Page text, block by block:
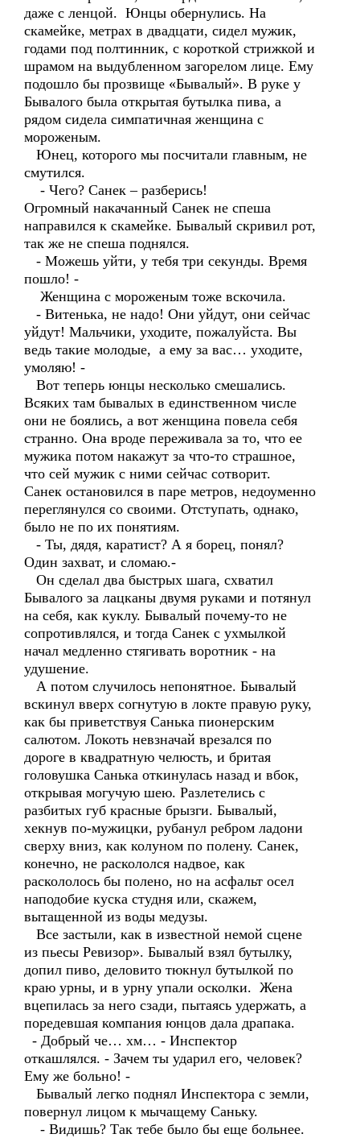
даже с ленцой. Юнцы обернулись. На
скамейке, метрах в двадцати, сидел мужик,
годами под полтинник, с короткой стрижкой и
шрамом на выдубленном загорелом лице. Ему
подошло бы прозвище «Бывалый». В руке у
Бывалого была открытая бутылка пива, а
рядом сидела симпатичная женщина с
мороженым.
Юнец, которого мы посчитали главным, не
смутился.
- Чего? Санек – разберись!
Огромный накачанный Санек не спеша
направился к скамейке. Бывалый скривил рот,
так же не спеша поднялся.
- Можешь уйти, у тебя три секунды. Время
пошло! -
Женщина с мороженым тоже вскочила.
- Витенька, не надо! Они уйдут, они сейчас
уйдут! Мальчики, уходите, пожалуйста. Вы
ведь такие молодые, а ему за вас… уходите,
умоляю! -
Вот теперь юнцы несколько смешались.
Всяких там бывалых в единственном числе
они не боялись, а вот женщина повела себя
странно. Она вроде переживала за то, что ее
мужика потом накажут за что-то страшное,
что сей мужик с ними сейчас сотворит.
Санек остановился в паре метров, недоуменно
переглянулся со своими. Отступать, однако,
было не по их понятиям.
- Ты, дядя, каратист? А я борец, понял?
Один захват, и сломаю.-
Он сделал два быстрых шага, схватил
Бывалого за лацканы двумя руками и потянул
на себя, как куклу. Бывалый почему-то не
сопротивлялся, и тогда Санек с ухмылкой
начал медленно стягивать воротник - на
удушение.
А потом случилось непонятное. Бывалый
вскинул вверх согнутую в локте правую руку,
как бы приветствуя Санька пионерским
салютом. Локоть невзначай врезался по
дороге в квадратную челюсть, и бритая
головушка Санька откинулась назад и вбок,
открывая могучую шею. Разлетелись с
разбитых губ красные брызги. Бывалый,
хекнув по-мужицки, рубанул ребром ладони
сверху вниз, как колуном по полену. Санек,
конечно, не раскололся надвое, как
раскололось бы полено, но на асфальт осел
наподобие куска студня или, скажем,
вытащенной из воды медузы.
Все застыли, как в известной немой сцене
из пьесы Ревизор». Бывалый взял бутылку,
допил пиво, деловито тюкнул бутылкой по
краю урны, и в урну упали осколки. Жена
вцепилась за него сзади, пытаясь удержать, а
поредевшая компания юнцов дала драпака.
- Добрый че… хм… - Инспектор
откашлялся. - Зачем ты ударил его, человек?
Ему же больно! -
Бывалый легко поднял Инспектора с земли,
повернул лицом к мычащему Саньку.
- Видишь? Так тебе было бы еще больнее.